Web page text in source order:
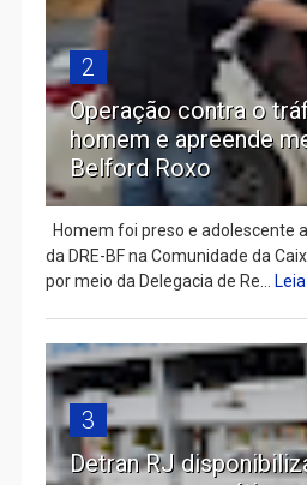
2
Operação contra o
homem e apreende
Belford Roxo
Homem foi preso e adolescente
da DRE-BF na Comunidade da
por meio da Delegacia de Re...
3
Detran RJ